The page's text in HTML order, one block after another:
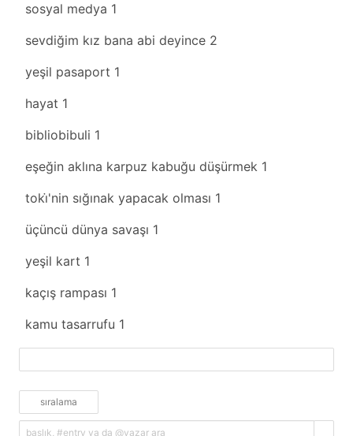
sosyal medya 1
sevdiğim kız bana abi deyince 2
yeşil pasaport 1
hayat 1
bibliobibuli 1
eşeğin aklına karpuz kabuğu düşürmek 1
toki̇'nin sığınak yapacak olması 1
üçüncü dünya savaşı 1
yeşil kart 1
kaçış rampası 1
kamu tasarrufu 1
sıralama